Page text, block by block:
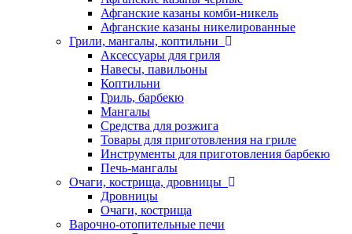
Афганские казаны комби-никель
Афганские казаны никелированные
Грили, мангалы, коптильни
Аксессуары для гриля
Навесы, павильоны
Коптильни
Гриль, барбекю
Мангалы
Средства для розжига
Товары для приготовления на гриле
Инструменты для приготовления барбекю
Печь-мангалы
Очаги, кострища, дровницы
Дровницы
Очаги, кострища
Варочно-отопительные печи